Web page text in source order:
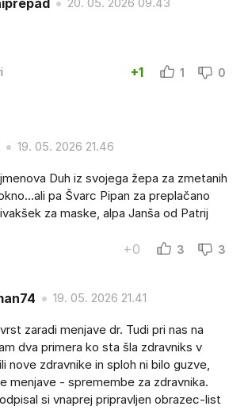
20. 05. 2026 09.43
+1 1 0
19. 05. 2026 21.46
Duh iz svojega žepa za zmetanih
pa Švarc Pipan za preplačano
za maske, alpa Janša od Patrij
+0 3 3
19. 05. 2026 21.41
zaradi menjave dr. Tudi pri nas na
dva primera ko sta šla zdravniks v
nove zdravnike in sploh ni bilo guzve,
menjave - spremembe za zdravnika.
si vnaprej pripravljen obrazec-list